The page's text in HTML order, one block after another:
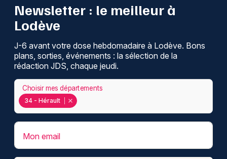
Newsletter : le meilleur à
Lodève
J-6 avant votre dose hebdomadaire à Lodève. Bons
plans, sorties, événements : la sélection de la
rédaction JDS, chaque jeudi.
34 - Hérault
Choisir mes départements
Mon email